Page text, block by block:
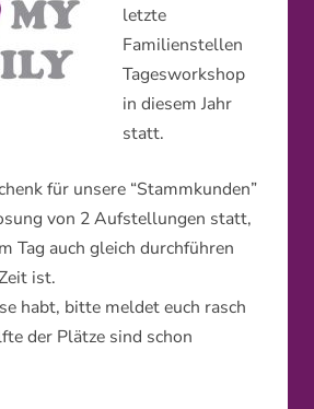
letzte
Familienstellen
Tagesworkshop
in diesem Jahr
statt.
für unsere “Stammkunden”
von 2 Aufstellungen statt,
Tag auch gleich durchführen
ist.
habt, bitte meldet euch rasch
der Plätze sind schon